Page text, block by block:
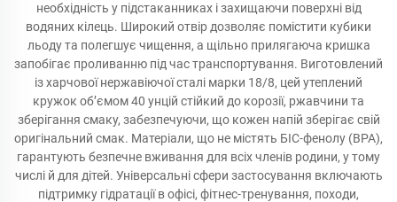
необхідність у підстаканниках і захищаючи поверхні від
водяних кілець. Широкий отвір дозволяє помістити кубики
льоду та полегшує чищення, а щільно прилягаюча кришка
запобігає проливанню під час транспортування. Виготовлений
із харчової нержавіючої сталі марки 18/8, цей утеплений
кружок об’ємом 40 унцій стійкий до корозії, ржавчини та
зберігання смаку, забезпечуючи, що кожен напій зберігає свій
оригінальний смак. Матеріали, що не містять БІС-фенолу (BPA),
гарантують безпечне вживання для всіх членів родини, у тому
числі й для дітей. Універсальні сфери застосування включають
підтримку гідратації в офісі, фітнес-тренування, походи,